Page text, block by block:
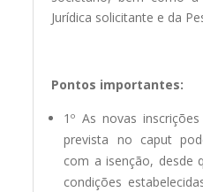
Jurídica solicitante e da
Pontos importantes:
1º As novas
prevista no caput
com a isenção, desde
condições